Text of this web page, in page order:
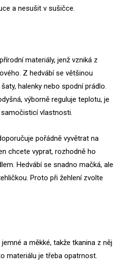
a nesušit v sušičce.
materiály, jenž vzniká z
Z hedvábí se většinou
halenky nebo spodní prádlo.
výborně reguluje teplotu, je
vlastnosti.
pořádně vyvětrat na
chcete vyprat, rozhodně ho
Hedvábí se snadno mačká, ale
Proto při žehlení zvolte
a měkké, takže tkanina z něj
materiálu je třeba opatrnost.